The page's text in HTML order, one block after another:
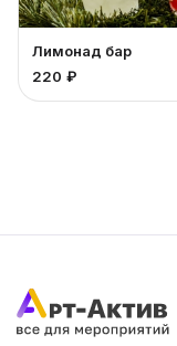
Лимонад бар
220 ₽